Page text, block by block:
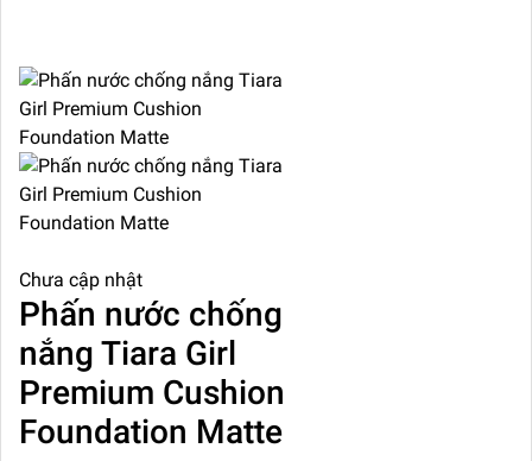
Chưa cập nhật
Phấn nước chống
nắng Tiara Girl
Premium Cushion
Foundation Matte